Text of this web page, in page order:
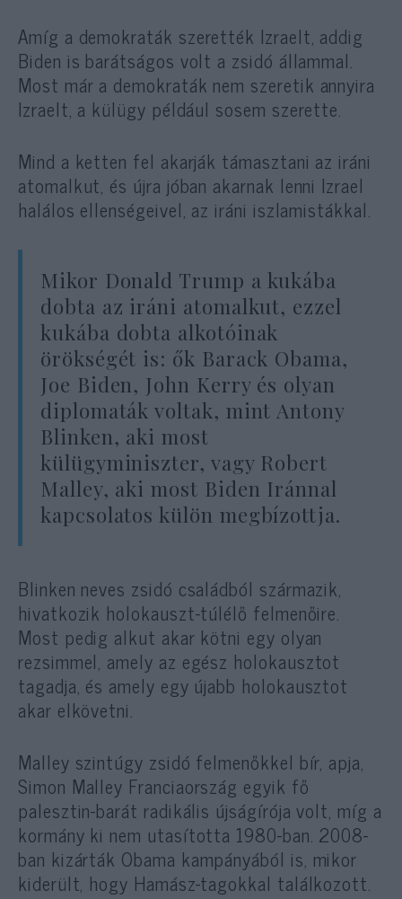
Amíg a demokraták szerették Izraelt, addig
Biden is barátságos volt a zsidó állammal.
Most már a demokraták nem szeretik annyira
Izraelt, a külügy például sosem szerette.
Mind a ketten fel akarják támasztani az iráni
atomalkut, és újra jóban akarnak lenni Izrael
halálos ellenségeivel, az iráni iszlamistákkal.
Mikor Donald Trump a kukába
dobta az iráni atomalkut, ezzel
kukába dobta alkotóinak
örökségét is: ők Barack Obama,
Joe Biden, John Kerry és olyan
diplomaták voltak, mint Antony
Blinken, aki most
külügyminiszter, vagy Robert
Malley, aki most Biden Iránnal
kapcsolatos külön megbízottja.
Blinken neves zsidó családból származik,
hivatkozik holokauszt-túlélő felmenőire.
Most pedig alkut akar kötni egy olyan
rezsimmel, amely az egész holokausztot
tagadja, és amely egy újabb holokausztot
akar elkövetni.
Malley szintúgy zsidó felmenőkkel bír, apja,
Simon Malley Franciaország egyik fő
palesztin-barát radikális újságírója volt, míg a
kormány ki nem utasította 1980-ban. 2008-
ban kizárták Obama kampányából is, mikor
kiderült, hogy Hamász-tagokkal találkozott.